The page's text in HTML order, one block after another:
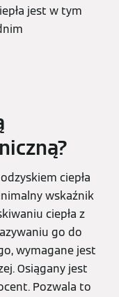
jest w tym
ciepła
wskaźnik
ciepła z
go do
wymagane jest
Osiągany jest
Pozwala to